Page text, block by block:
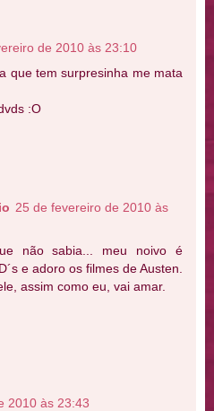
de 2010 às 23:10
que tem surpresinha me mata
:O
25 de fevereiro de 2010 às
não sabia... meu noivo é
e adoro os filmes de Austen.
assim como eu, vai amar.
2010 às 23:43